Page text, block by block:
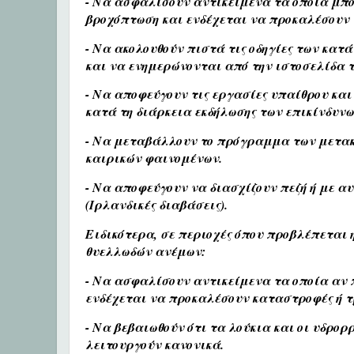
βροχόπτωση και ενδέχεται να προκαλέσουν
- Να ακολουθούν πιστά τις οδηγίες των
και να ενημερώνονται από την ιστοσελίδα
- Να αποφεύγουν τις εργασίες υπαίθρου
κατά τη διάρκεια εκδήλωσης των
- Να μεταβάλλουν το πρόγραμμα των
καιρικών φαινομένων.
- Να αποφεύγουν να διασχίζουν πεζή ή με
(Ιρλανδικές διαβάσεις).
Ειδικότερα, σε περιοχές όπου
θυελλωδών ανέμων:
- Να ασφαλίσουν αντικείμενα τα οποία
ενδέχεται να προκαλέσουν καταστροφές ή
- Να βεβαιωθούν ότι τα λούκια και οι
λειτουργούν κανονικά.